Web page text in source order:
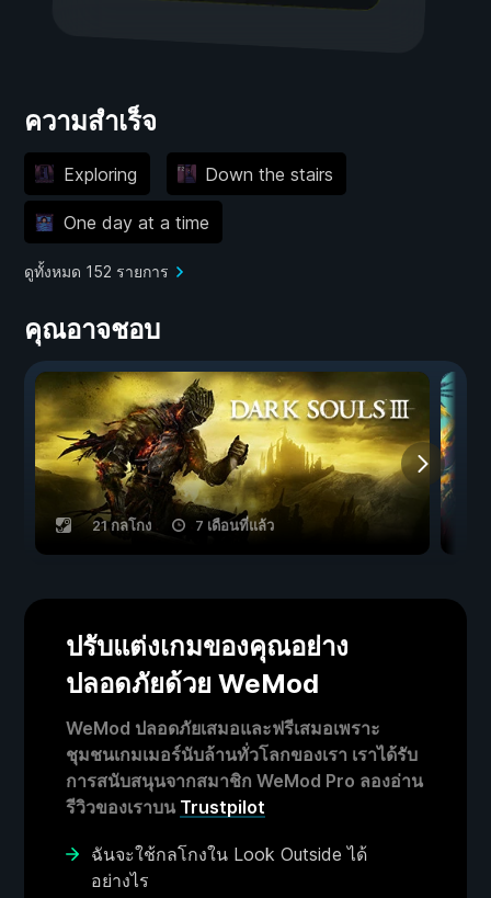
ความสำเร็จ
Exploring Down the stairs
One day at a time
ดูทั้งหมด 152 รายการ
คุณอาจชอบ
21 กลโกง 7 เดือนที่แล้ว
ปรับแต่งเกมของคุณอย่าง
ปลอดภัยด้วย WeMod
WeMod ปลอดภัยเสมอและฟรีเสมอเพราะ
ชุมชนเกมเมอร์นับล้านทั่วโลกของเรา เราได้รับ
การสนับสนุนจากสมาชิก WeMod Pro ลองอ่าน
รีวิวของเราบน Trustpilot
ฉันจะใช้กลโกงใน Look Outside ได้
อย่างไร